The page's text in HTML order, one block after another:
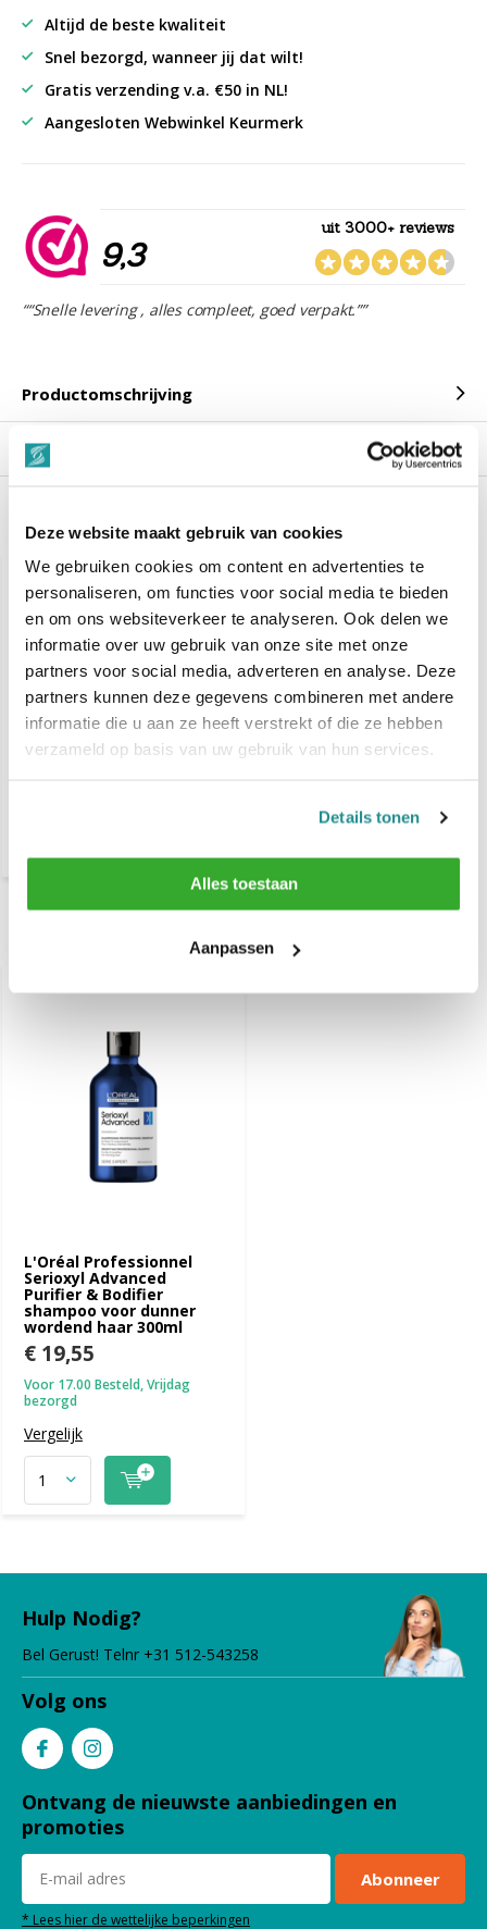
Deze website maakt gebruik van cookies
We gebruiken cookies om content en advertenties te
personaliseren, om functies voor social media te bieden
en om ons websiteverkeer te analyseren. Ook delen we
informatie over uw gebruik van onze site met onze
partners voor social media, adverteren en analyse. Deze
partners kunnen deze gegevens combineren met andere
informatie die u aan ze heeft verstrekt of die ze hebben
verzameld op basis van uw gebruik van hun services.
Details tonen
Alles toestaan
Aanpassen
Altijd de beste kwaliteit
Snel bezorgd, wanneer jij dat wilt!
Gratis verzending v.a. €50 in NL!
Aangesloten Webwinkel Keurmerk
9,3
uit 3000+ reviews
““Snelle levering , alles compleet, goed verpakt.””
Productomschrijving
Reviews
Gerelateerde producten
L'Oréal Professionnel
L'Oréal Professionnel
Serioxyl Advanced
Purifier & Bodifier
shampoo voor dunner
wordend haar 300ml
€ 19,55
Voor 17.00 Besteld, Vrijdag
bezorgd
Vergelijk
Hulp Nodig?
Bel Gerust! Telnr +31 512-543258
Volg ons
Ontvang de nieuwste aanbiedingen en
promoties
Abonneer
* Lees hier de wettelijke beperkingen